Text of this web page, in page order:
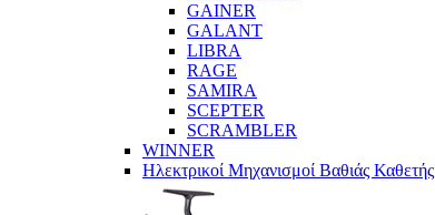
GAINER
GALANT
LIBRA
RAGE
SAMIRA
SCEPTER
SCRAMBLER
WINNER
Ηλεκτρικοί Μηχανισμοί Βαθιάς Καθετής